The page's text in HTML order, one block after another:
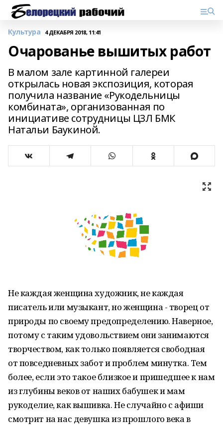
Культура 4 ДЕКАБРЯ 2018, 11:41
Очарованье вышитых работ
В малом зале картинной галереи
открылась новая экспозиция, которая
получила название «Рукодельницы
комбината», организованная по
инициативе сотрудницы ЦЗЛ БМК
Натальи Баукиной.
Не каждая женщина художник, не каждая
писатель или музыкант, но женщина - творец от
природы по своему предопределению. Наверное,
потому с таким удовольствием они занимаются
творчеством, как только появляется свободная
от повседневных забот и проблем минутка. Тем
более, если это такое близкое и пришедшее к нам
из глубины веков от наших бабушек и мам
рукоделие, как вышивка. Не случайно с афиши
смотрит на нас девушка из прошлого века в